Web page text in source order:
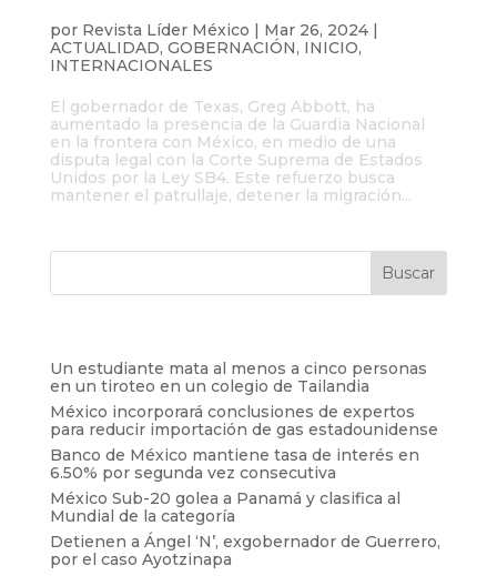
por Revista Líder México | Mar 26, 2024|
ACTUALIDAD, GOBERNACIÓN, INICIO,
INTERNACIONALES
El gobernador de Texas, Greg Abbott, ha
aumentado la presencia de la Guardia Nacional
en la frontera con México, en medio de una
disputa legal con la Corte Suprema de Estados
Unidos por la Ley SB4. Este refuerzo busca
mantener el patrullaje, detener la migración...
Un estudiante mata al menos a cinco personas
en un tiroteo en un colegio de Tailandia
México incorporará conclusiones de expertos
para reducir importación de gas estadounidense
Banco de México mantiene tasa de interés en
6.50% por segunda vez consecutiva
México Sub-20 golea a Panamá y clasifica al
Mundial de la categoría
Detienen a Ángel ‘N’, exgobernador de Guerrero,
por el caso Ayotzinapa